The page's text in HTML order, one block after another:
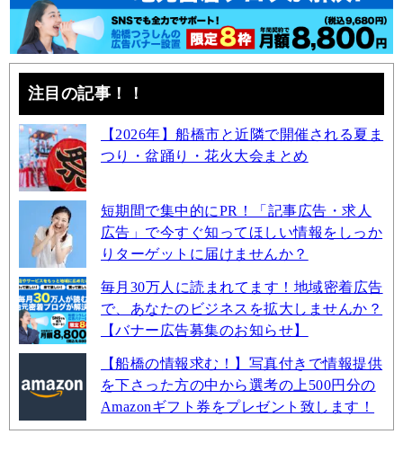
注目の記事！！
【2026年】船橋市と近隣で開催される夏ま
つり・盆踊り・花火大会まとめ
短期間で集中的にPR！「記事広告・求人
広告」で今すぐ知ってほしい情報をしっか
りターゲットに届けませんか？
毎月30万人に読まれてます！地域密着広告
で、あなたのビジネスを拡大しませんか？
【バナー広告募集のお知らせ】
【船橋の情報求む！】写真付きで情報提供
を下さった方の中から選考の上500円分の
Amazonギフト券をプレゼント致します！